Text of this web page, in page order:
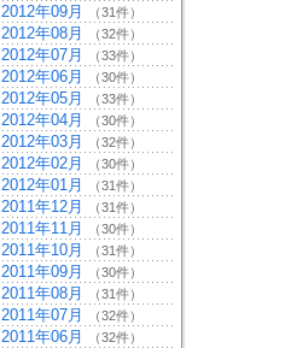
2012年09月 （31件）
2012年08月 （32件）
2012年07月 （33件）
2012年06月 （30件）
2012年05月 （33件）
2012年04月 （30件）
2012年03月 （32件）
2012年02月 （30件）
2012年01月 （31件）
2011年12月 （31件）
2011年11月 （30件）
2011年10月 （31件）
2011年09月 （30件）
2011年08月 （31件）
2011年07月 （32件）
2011年06月 （32件）